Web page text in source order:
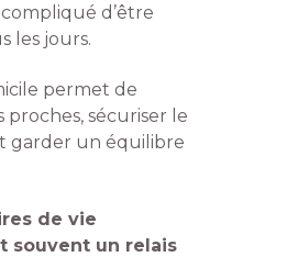
d’être
les jours.
permet de
proches, sécuriser le
garder un équilibre
de vie
souvent un relais